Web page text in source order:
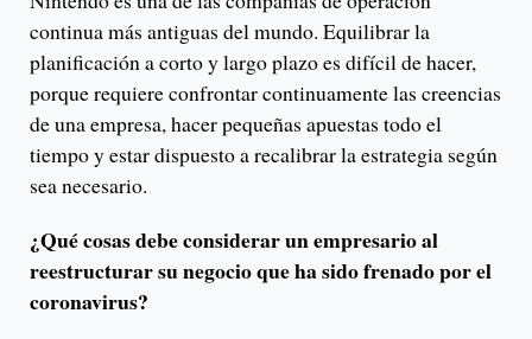
continua más antiguas del mundo. Equilibrar la
planificación a corto y largo plazo es difícil de hacer,
porque requiere confrontar continuamente las creencias
de una empresa, hacer pequeñas apuestas todo el
tiempo y estar dispuesto a recalibrar la estrategia según
sea necesario.
¿Qué cosas debe considerar un empresario al
reestructurar su negocio que ha sido frenado por el
coronavirus?